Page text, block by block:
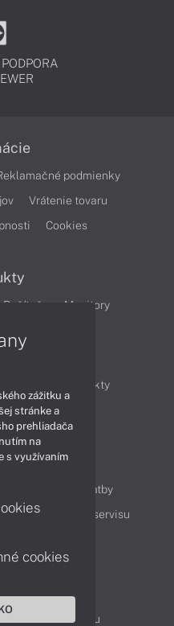
podmienky
Vrátenie tovaru
Cookies
Počítače Monitory
Produkty
Videá
doručenia a platby
služby Cenník servisu
oddelenie
Reklamácia tovaru
zážitku a
stránke a
prehliadača
na
s využívaním
cookies